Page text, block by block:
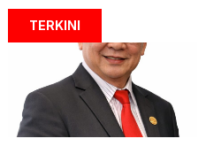
TERKINI